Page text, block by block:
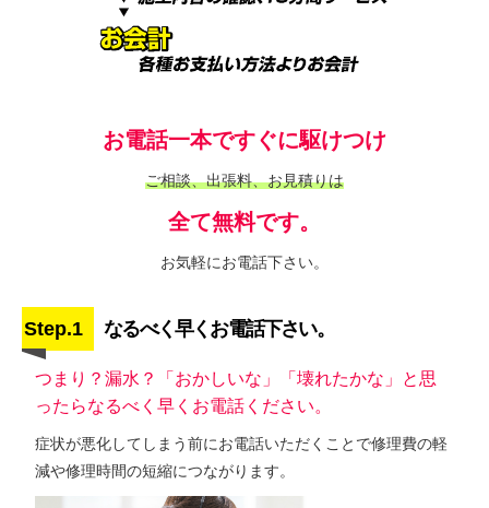
お電話一本ですぐに駆けつけ
ご相談、出張料、お見積りは
全て無料です。
お気軽にお電話下さい。
Step.1 なるべく早くお電話下さい。
つまり？漏水？「おかしいな」「壊れたかな」と思
ったらなるべく早くお電話ください。
症状が悪化してしまう前にお電話いただくことで修理費の軽
減や修理時間の短縮につながります。